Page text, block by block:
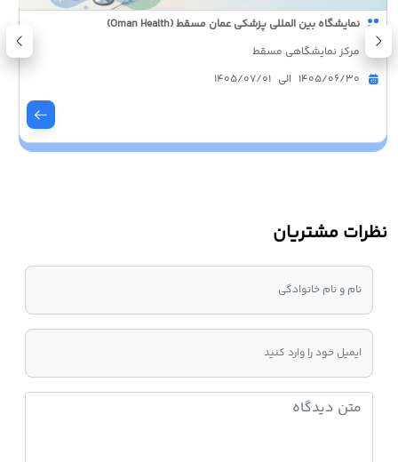
نمایشگاه بین المللی پزشکی عمان مسقط (Oman Health)
مرکز نمایشگاهی مسقط
1405/06/30 الی 1405/07/01
نظرات مشتریان